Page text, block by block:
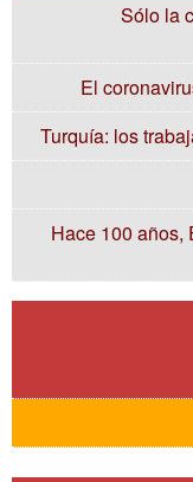
Sólo la
El
Turquía: los
Hace 100 años,